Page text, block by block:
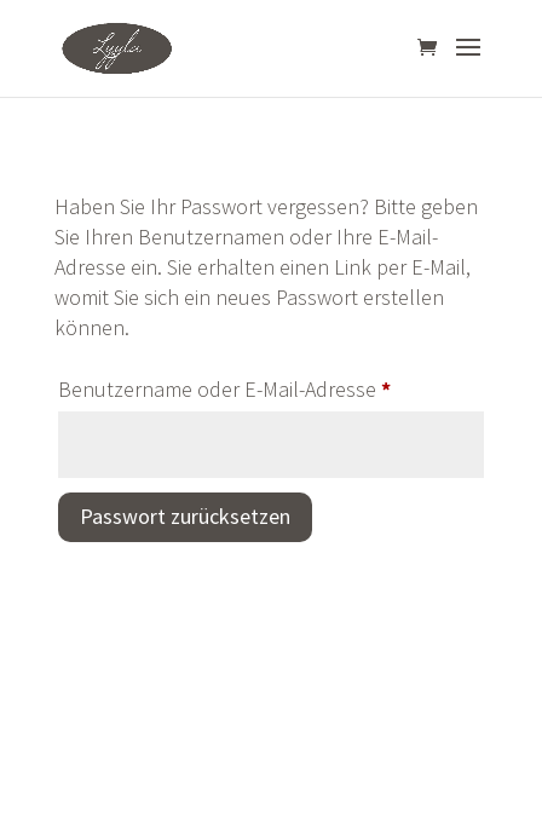
Haben Sie Ihr Passwort vergessen? Bitte geben
Sie Ihren Benutzernamen oder Ihre E-Mail-
Adresse ein. Sie erhalten einen Link per E-Mail,
womit Sie sich ein neues Passwort erstellen
können.
Benutzername oder E-Mail-Adresse *Erforderlich
A
l
Passwort zurücksetzen